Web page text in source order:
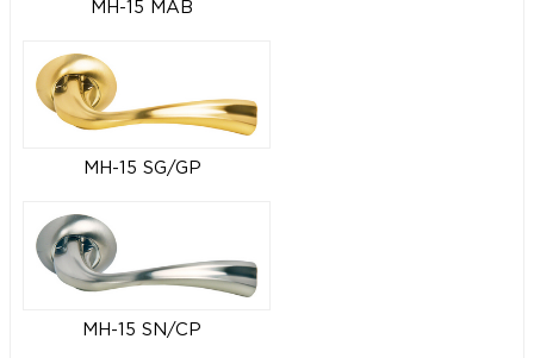
MH-15 MAB
MH-15 SG/GP
MH-15 SN/CP